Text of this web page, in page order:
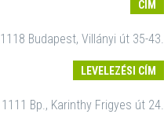
CÍM
1118 Budapest, Villányi út 35-43.
LEVELEZÉSI CÍM
1111 Bp., Karinthy Frigyes út 24.